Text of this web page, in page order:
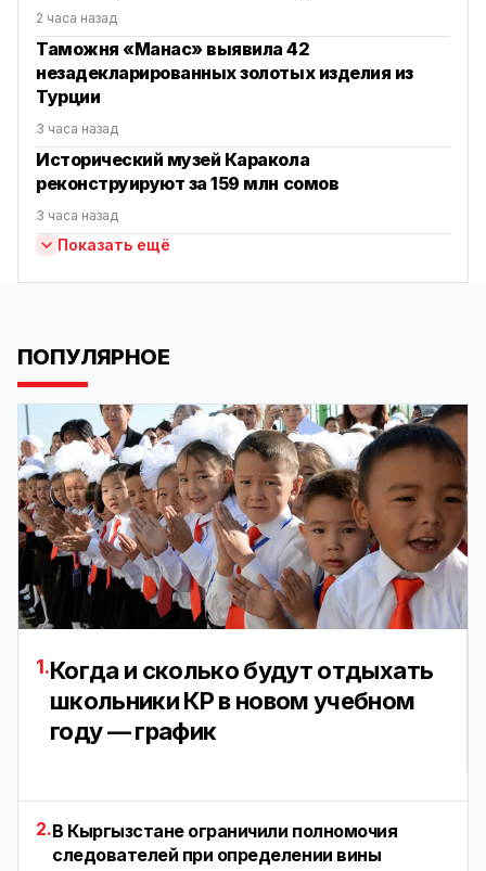
2 часа назад
Таможня «Манас» выявила 42
незадекларированных золотых изделия из
Турции
3 часа назад
Исторический музей Каракола
реконструируют за 159 млн сомов
3 часа назад
Показать ещё
ПОПУЛЯРНОЕ
1.Когда и сколько будут отдыхать
школьники КР в новом учебном
году — график
2.В Кыргызстане ограничили полномочия
следователей при определении вины